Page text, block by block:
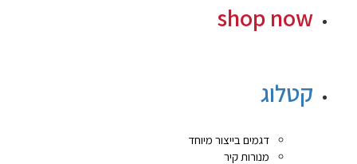
shop now
קטלוג
דגמים בייצור מיוחד
מנורות קיר